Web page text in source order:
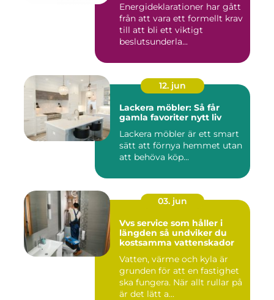
Energideklarationer har gått
från att vara ett formellt krav
till att bli ett viktigt
beslutsunderla...
12. jun
Lackera möbler: Så får
gamla favoriter nytt liv
Lackera möbler är ett smart
sätt att förnya hemmet utan
att behöva köp...
03. jun
Vvs service som håller i
längden så undviker du
kostsamma vattenskador
Vatten, värme och kyla är
grunden för att en fastighet
ska fungera. När allt rullar på
är det lätt a...